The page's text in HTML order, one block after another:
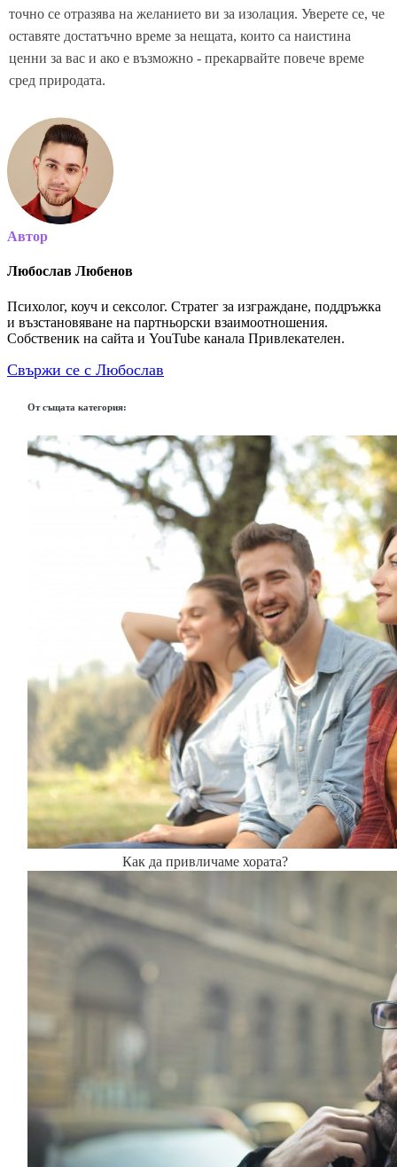
точно се отразява на желанието ви за изолация. Уверете се, че
оставяте достатъчно време за нещата, които са наистина
ценни за вас и ако е възможно - прекарвайте повече време
сред природата.
Автор
Любослав Любенов
Психолог, коуч и сексолог. Стратег за изграждане, поддръжка
и възстановяване на партньорски взаимоотношения.
Собственик на сайта и YouTube канала Привлекателен.
Свържи се с Любослав
От същата категория:
Как да привличаме хората?